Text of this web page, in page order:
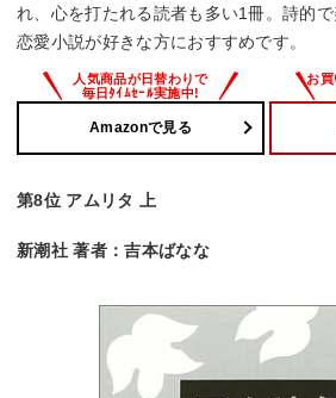
れ、心を打たれる読者も多い1冊。詩的
恋愛小説が好きな方におすすめです。
Amazonで見る
第8位 アムリタ 上
新潮社 著者：吉本ばなな